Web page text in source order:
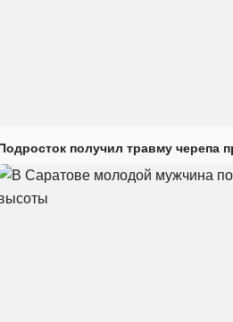
получил травму черепа